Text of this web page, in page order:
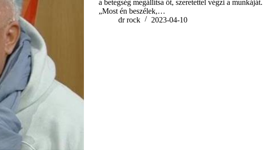
a betegség megállítsa őt, szeretettel végzi a munkáját.
„Most én beszélek,…
dr rock
2023-04-10